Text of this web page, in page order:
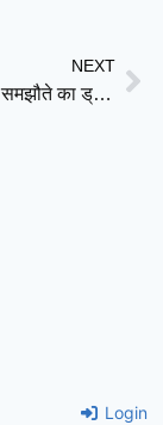
NEXT
“ईरान-अमेरिका समझौते का ड्राफ्ट तैयार!” : पाकिस्तान की मध्यस्थता से युद्धविराम की उम्मीद तेज
Login